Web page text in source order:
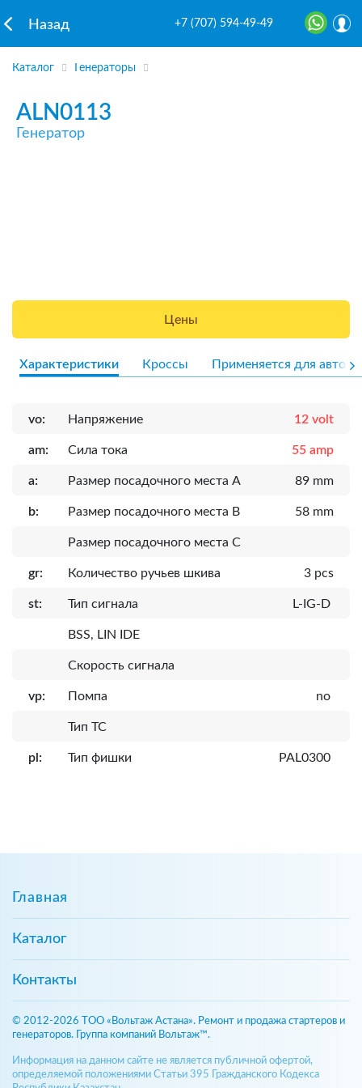
Назад +7 (707) 594-49-49
Каталог Генераторы
ALN0113
Генератор
Цены
Характеристики Кроссы Применяется для авто
vo: Напряжение 12 volt
am: Сила тока 55 amp
a: Размер посадочного места A 89 mm
b: Размер посадочного места B 58 mm
Размер посадочного места C
gr: Количество ручьев шкива 3 pcs
st: Тип сигнала L-IG-D
BSS, LIN IDE
Скорость сигнала
vp: Помпа no
Тип ТС
pl: Тип фишки PAL0300
Главная
Каталог
Контакты
© 2012-2026 ТОО «Вольтаж Астана». Ремонт и продажа стартеров и
генераторов. Группа компаний Вольтаж™.
Информация на данном сайте не является публичной офертой,
определяемой положениями Статьи 395 Гражданского Кодекса